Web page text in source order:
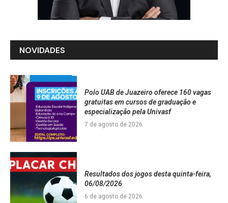
NOVIDADES
Polo UAB de Juazeiro oferece 160 vagas
gratuitas em cursos de graduação e
especialização pela Univasf
7 de agosto de 2026
Resultados dos jogos desta quinta-feira,
06/08/2026
6 de agosto de 2026